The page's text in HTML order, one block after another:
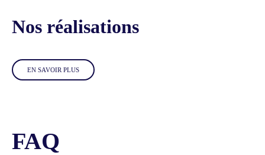
Nos réalisations
EN SAVOIR PLUS
FAQ